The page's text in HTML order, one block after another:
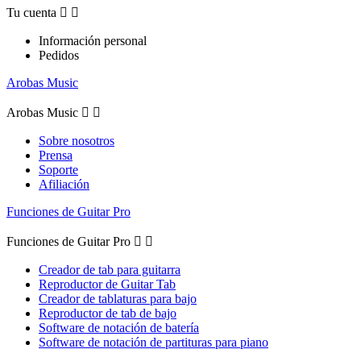
Tu cuenta  
Información personal
Pedidos
Arobas Music
Arobas Music  
Sobre nosotros
Prensa
Soporte
Afiliación
Funciones de Guitar Pro
Funciones de Guitar Pro  
Creador de tab para guitarra
Reproductor de Guitar Tab
Creador de tablaturas para bajo
Reproductor de tab de bajo
Software de notación de batería
Software de notación de partituras para piano